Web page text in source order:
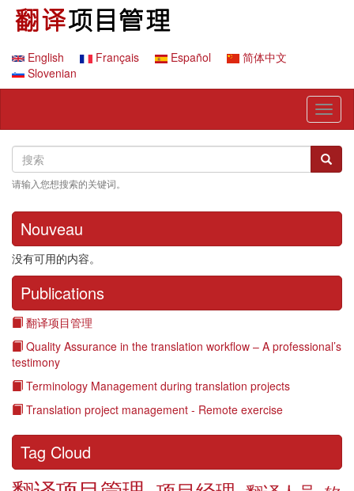
内
English Français Español
简体中文
Slovenian
Search
搜
索
搜索
请输入您想搜索的关键词。
Nouveau
没有可用的内容。
Publications
翻译项目管理
Quality Assurance in the translation workflow – A professional’s
testimony
Terminology Management during translation projects
Translation project management - Remote exercise
Tag Cloud